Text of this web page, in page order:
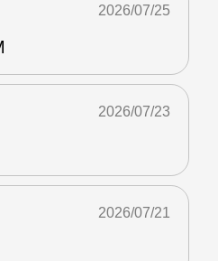
2026/07/25
2026/07/23
2026/07/21